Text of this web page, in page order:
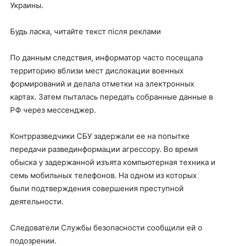
Украины.
Будь ласка, читайте текст після реклами
По данным следствия, информатор часто посещала
территорию вблизи мест дислокации военных
формирований и делала отметки на электронных
картах. Затем пыталась передать собранные данные в
РФ через мессенджер.
Контрразведчики СБУ задержали ее на попытке
передачи развединформации агрессору. Во время
обыска у задержанной изъята компьютерная техника и
семь мобильных телефонов. На одном из которых
были подтверждения совершения преступной
деятельности.
Следователи Службы безопасности сообщили ей о
подозрении.